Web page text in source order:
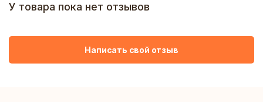
У товара пока нет отзывов
Написать свой отзыв